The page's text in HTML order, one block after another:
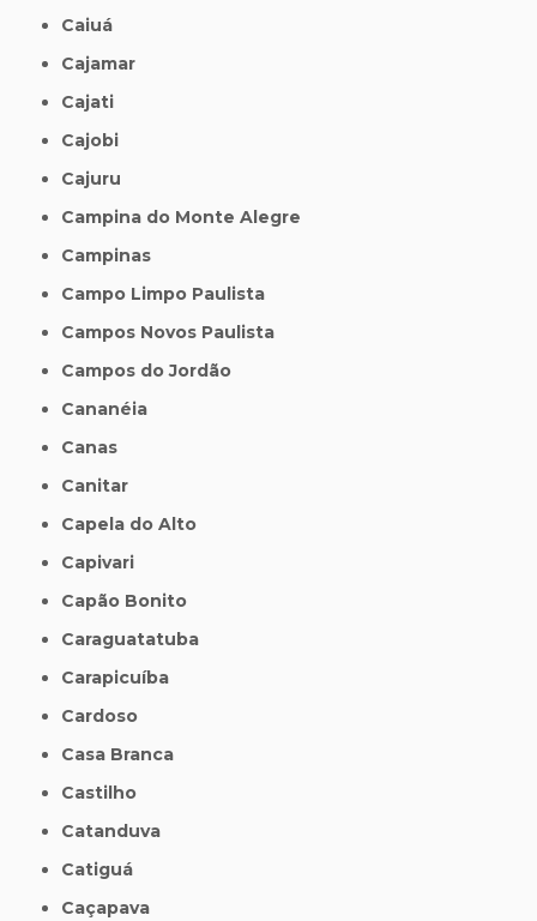
Caiuá
Cajamar
Cajati
Cajobi
Cajuru
Campina do Monte Alegre
Campinas
Campo Limpo Paulista
Campos Novos Paulista
Campos do Jordão
Cananéia
Canas
Canitar
Capela do Alto
Capivari
Capão Bonito
Caraguatatuba
Carapicuíba
Cardoso
Casa Branca
Castilho
Catanduva
Catiguá
Caçapava